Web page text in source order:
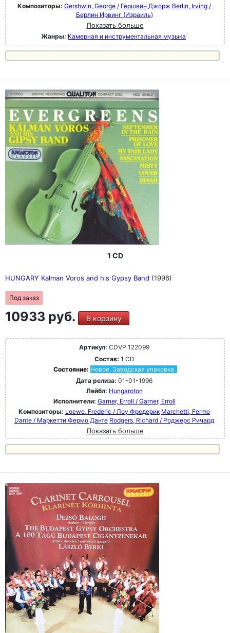
Композиторы: Gershwin, George / Гершвин Джорж Berlin, Irving /
Берлин Ирвинг (Израиль)
Показать больше
Жанры: Камерная и инструментальная музыка
1 CD
HUNGARY Kalman Voros and his Gypsy Band (1996)
Под заказ
10933 руб. В корзину
Артикул: CDVP 122099
Состав: 1 CD
Состояние: Новое. Заводская упаковка.
Дата релиза: 01-01-1996
Лейбл: Hungaroton
Исполнители: Garner, Erroll / Garner, Erroll
Композиторы: Loewe, Frederic / Лоу Фредерик Marchetti, Fermo
Dante / Маркетти Фермо Данте Rodgers, Richard / Роджерс Ричард
Показать больше